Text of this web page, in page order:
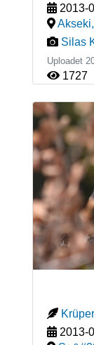
2013-
Akseki,
Silas
Uploadet
1727
2013-